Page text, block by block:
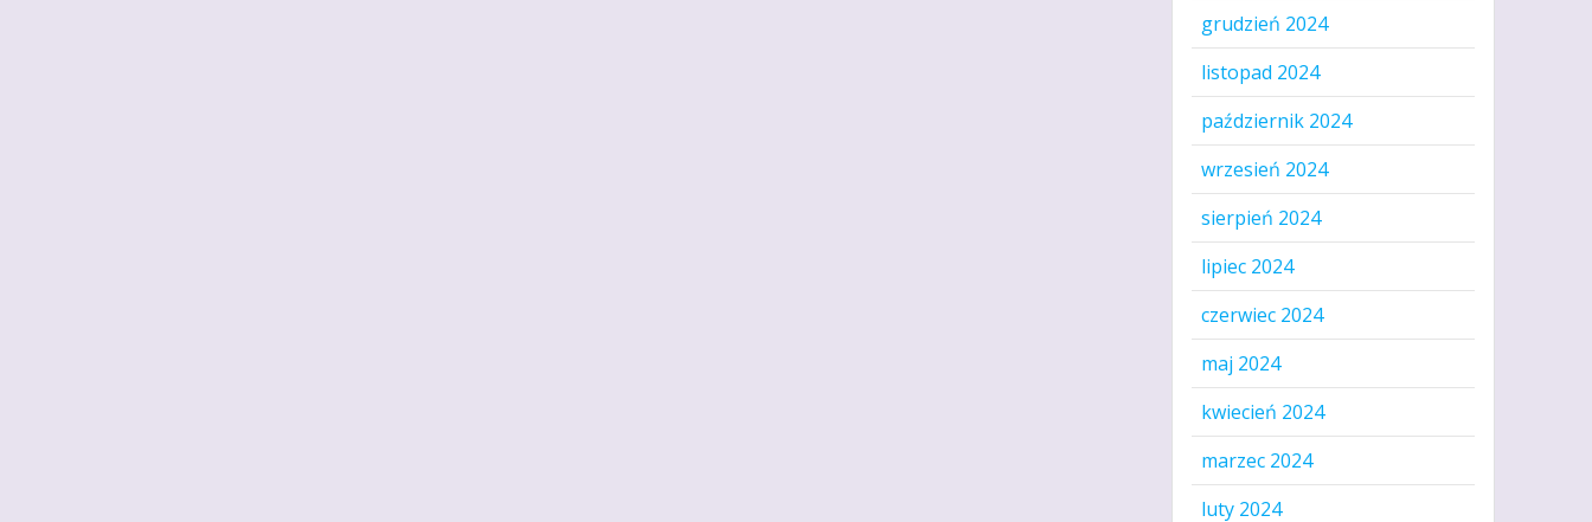
grudzień 2024
listopad 2024
październik 2024
wrzesień 2024
sierpień 2024
lipiec 2024
czerwiec 2024
maj 2024
kwiecień 2024
marzec 2024
luty 2024